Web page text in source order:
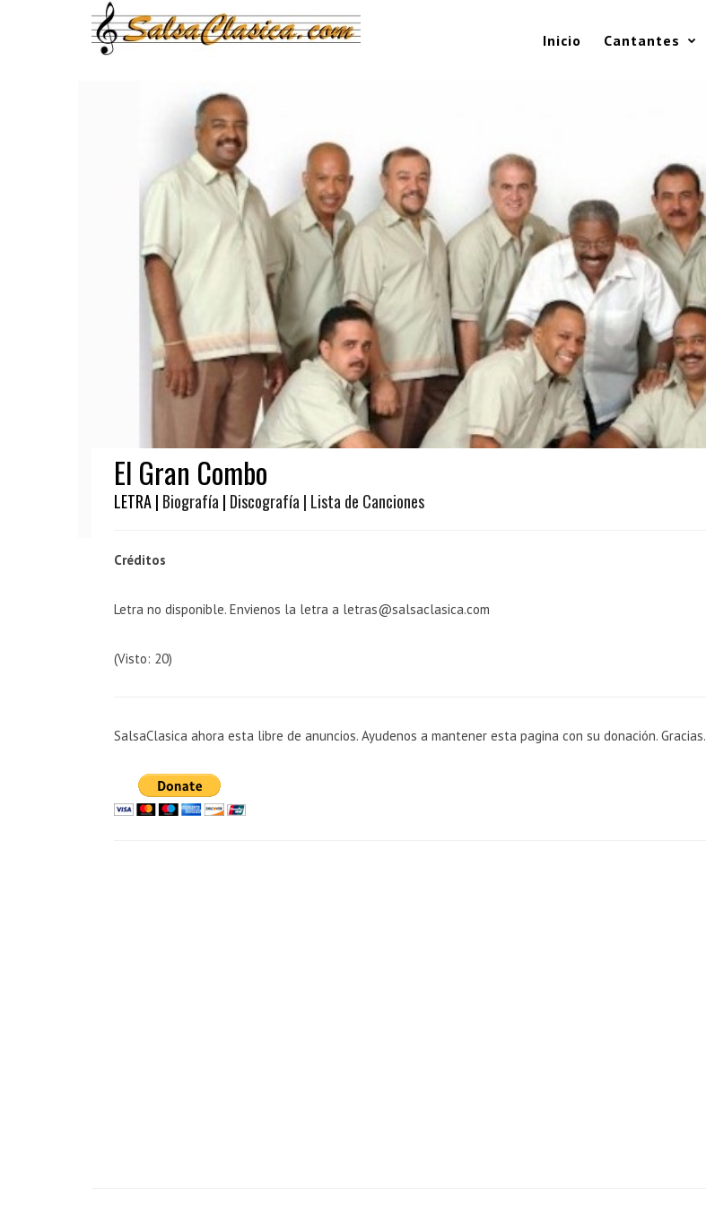
Inicio Cantantes
El Gran Combo
LETRA | Biografía | Discografía | Lista de Canciones
Créditos
Letra no disponible. Envienos la letra a letras@salsaclasica.com
(Visto: 20)
SalsaClasica ahora esta libre de anuncios. Ayudenos a mantener esta pagina con su donación. Gracias.